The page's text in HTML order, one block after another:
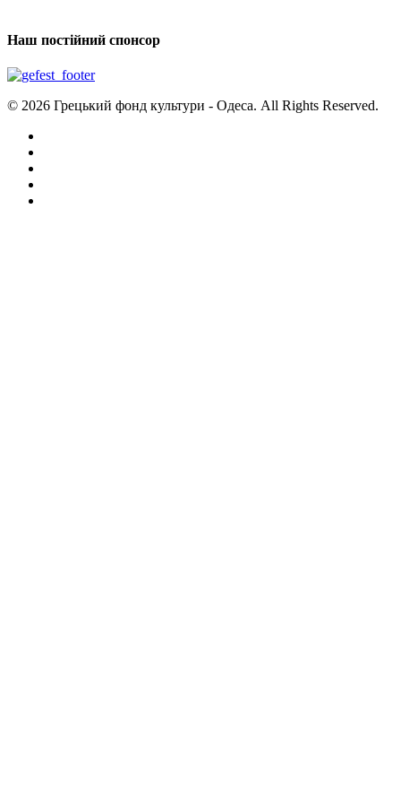
Наш постійний спонсор
© 2026 Грецький фонд культури - Одеса. All Rights Reserved.